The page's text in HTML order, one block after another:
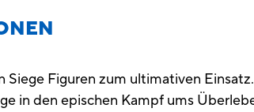
Figuren zum ultimativen
in den epischen Kampf ums